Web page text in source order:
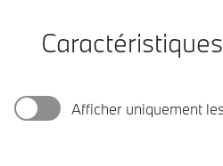
Afficher uniquement